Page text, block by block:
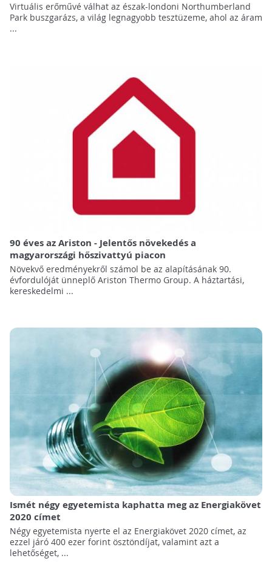
Virtuális erőművé válhat az észak-londoni Northumberland
Park buszgarázs, a világ legnagyobb tesztüzeme, ahol az áram
...
90 éves az Ariston - Jelentős növekedés a
magyarországi hőszivattyú piacon
Növekvő eredményekről számol be az alapításának 90.
évfordulóját ünneplő Ariston Thermo Group. A háztartási,
kereskedelmi ...
Ismét négy egyetemista kaphatta meg az Energiakövet
2020 címet
Négy egyetemista nyerte el az Energiakövet 2020 címet, az
ezzel járó 400 ezer forint ösztöndíjat, valamint azt a
lehetőséget, ...